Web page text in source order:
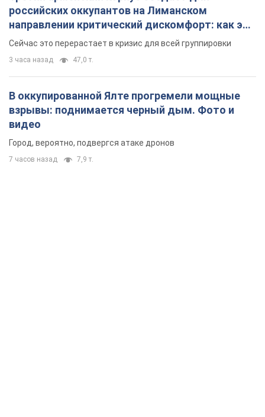
видео
Город, вероятно, подвергся атаке дронов
7 часов назад 7,9 т.